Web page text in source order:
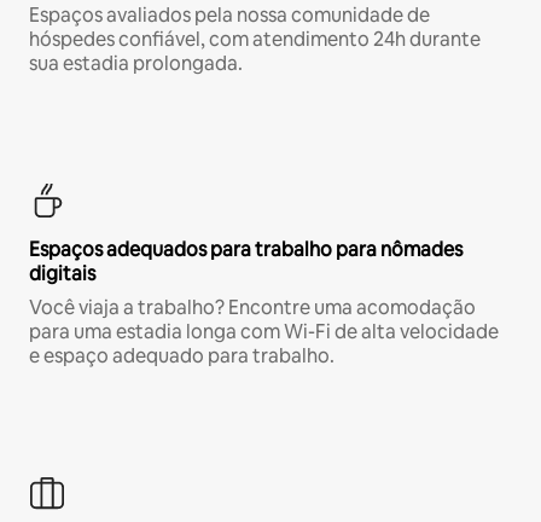
Espaços avaliados pela nossa comunidade de
hóspedes confiável, com atendimento 24h durante
sua estadia prolongada.
Espaços adequados para trabalho para nômades
digitais
Você viaja a trabalho? Encontre uma acomodação
para uma estadia longa com Wi-Fi de alta velocidade
e espaço adequado para trabalho.